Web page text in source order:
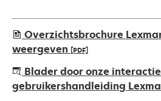
Overzichtsbrochure
weergeven [PDF]
opens
in
Blader door onze
gebruikershandleiding